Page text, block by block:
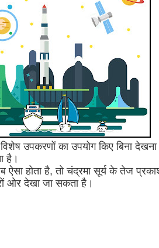
उपकरणों का उपयोग किए बिना
है।
ऐसा होता है, तो चंद्रमा सूर्य के तेज
ओर देखा जा सकता है।